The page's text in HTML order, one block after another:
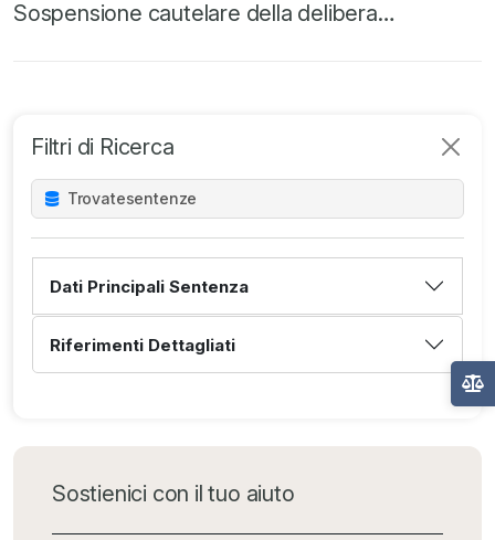
Sospensione cautelare della delibera…
Filtri di Ricerca
Trovatesentenze
Dati Principali Sentenza
Riferimenti Dettagliati
Sostienici con il tuo aiuto